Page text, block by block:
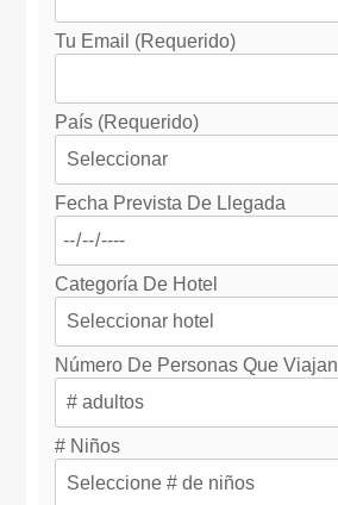
Tu Email (requerido)
País (requerido)
Fecha Prevista De Llegada
Categoría De Hotel
Número De Personas Que Viajan
# Niños